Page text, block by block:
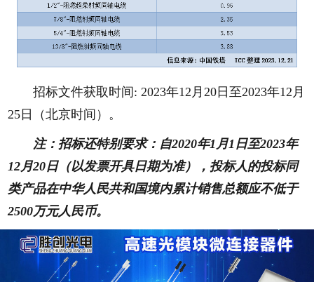
招标文件获取时间: 2023年12月20日至2023年12月
25日（北京时间）。
注：招标还特别要求：自2020年1月1日至2023年
12月20日（以发票开具日期为准），投标人的投标同
类产品在中华人民共和国境内累计销售总额应不低于
2500万元人民币。